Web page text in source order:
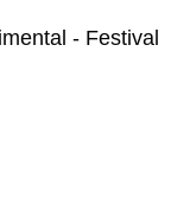
- Festival